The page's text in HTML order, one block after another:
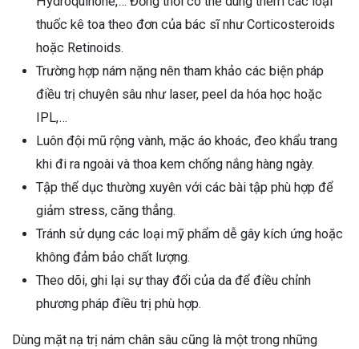
thuốc kê toa theo đơn của bác sĩ như Corticosteroids
hoặc Retinoids.
Trường hợp nám nặng nên tham khảo các biện pháp
điều trị chuyên sâu như laser, peel da hóa học hoặc
IPL,…
Luôn đội mũ rộng vành, mặc áo khoác, đeo khẩu trang
khi đi ra ngoài và thoa kem chống nắng hàng ngày.
Tập thể dục thường xuyên với các bài tập phù hợp để
giảm stress, căng thẳng.
Tránh sử dụng các loại mỹ phẩm dễ gây kích ứng hoặc
không đảm bảo chất lượng.
Theo dõi, ghi lại sự thay đổi của da để điều chỉnh
phương pháp điều trị phù hợp.
Dùng mặt nạ trị nám chân sâu cũng là một trong những